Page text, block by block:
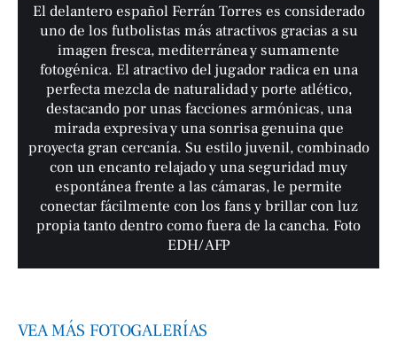
El delantero español Ferrán Torres es considerado
uno de los futbolistas más atractivos gracias a su
imagen fresca, mediterránea y sumamente
fotogénica. El atractivo del jugador radica en una
perfecta mezcla de naturalidad y porte atlético,
destacando por unas facciones armónicas, una
mirada expresiva y una sonrisa genuina que
proyecta gran cercanía. Su estilo juvenil, combinado
con un encanto relajado y una seguridad muy
espontánea frente a las cámaras, le permite
conectar fácilmente con los fans y brillar con luz
propia tanto dentro como fuera de la cancha. Foto
EDH/ AFP
VEA MÁS FOTOGALERÍAS